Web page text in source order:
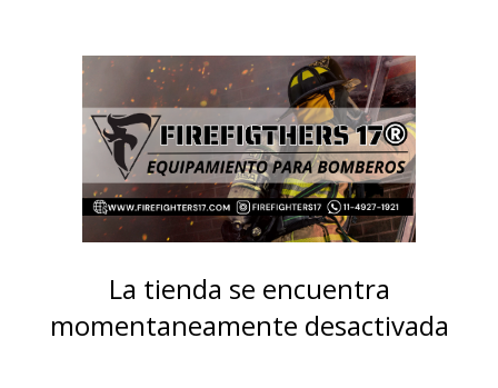
La tienda se encuentra
momentaneamente desactivada